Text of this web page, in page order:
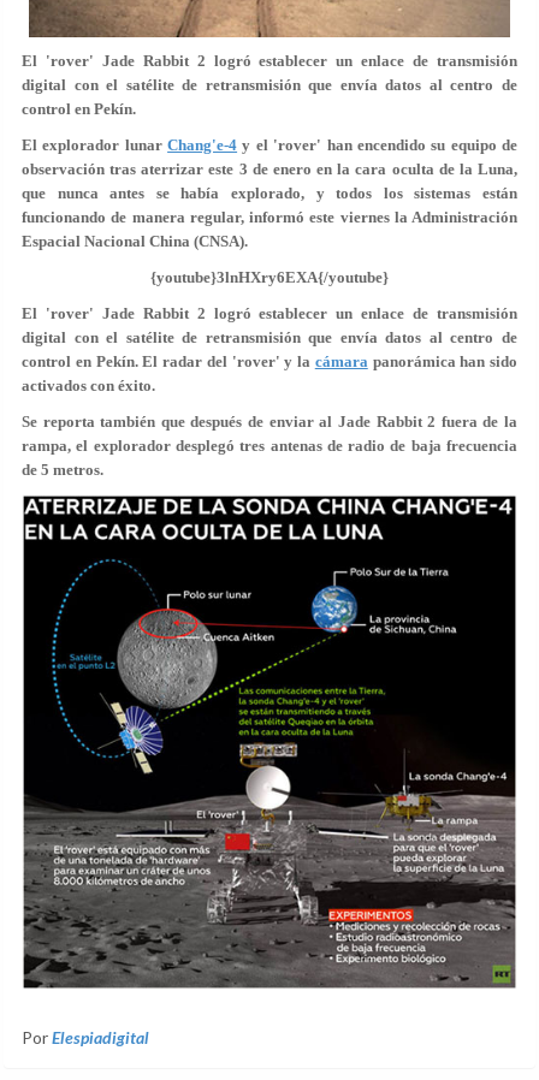
El 'rover' Jade Rabbit 2 logró establecer un enlace de transmisión
digital con el satélite de retransmisión que envía datos al centro de
control en Pekín.
El explorador lunarChang'e-4 y el 'rover' han encendido su equipo de
observación tras aterrizar este 3 de enero en la cara oculta de la Luna,
que nunca antes se había explorado, y todos los sistemas están
funcionando de manera regular, informó este viernes la Administración
Espacial Nacional China (CNSA).
{youtube}3lnHXry6EXA{/youtube}
El 'rover' Jade Rabbit 2 logróestablecer un enlace de transmisión
digital con el satélite de retransmisión que envía datos al centro de
control en Pekín. El radar del 'rover' y la cámarapanorámica han sido
activados con éxito.
Se reporta también que después de enviar al Jade Rabbit 2 fuera de la
rampa, el explorador desplegó tres antenas de radio de baja frecuencia
de 5 metros.
PorElespiadigital